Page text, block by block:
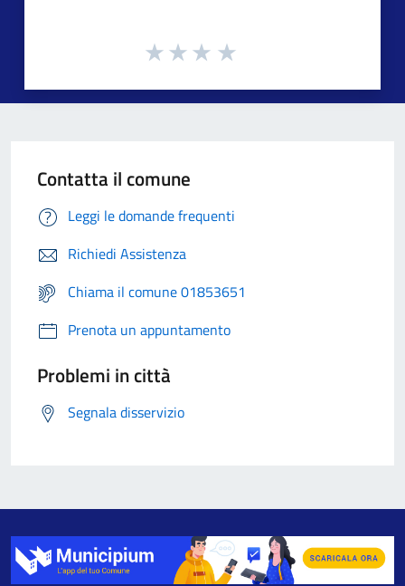
Contatta il comune
Leggi le domande frequenti
Richiedi Assistenza
Chiama il comune 01853651
Prenota un appuntamento
Problemi in città
Segnala disservizio